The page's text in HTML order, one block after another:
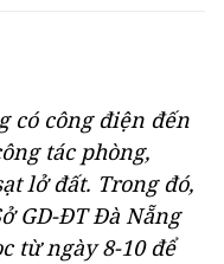
có công điện đến
tác phòng,
lở đất. Trong đó,
GD-ĐT Đà Nẵng
từ ngày 8-10 để